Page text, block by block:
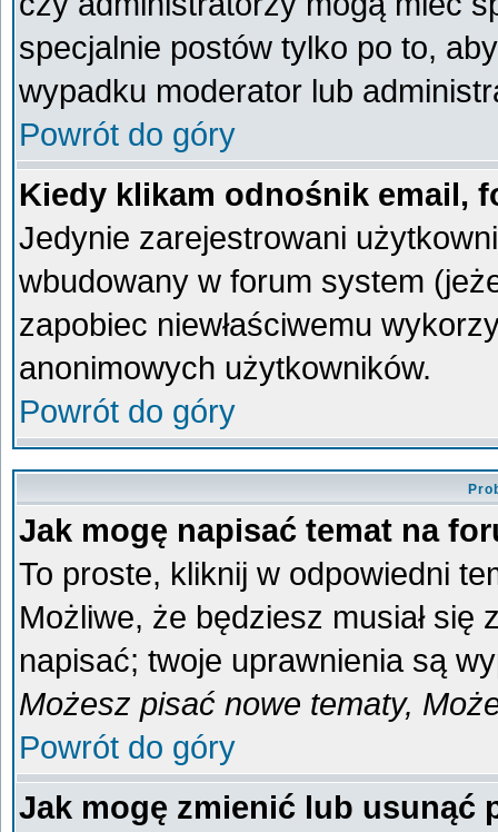
specjalnie postów tylko po to,
wypadku moderator lub
Powrót do góry
Kiedy klikam odnośnik email,
Jedynie zarejestrowani
wbudowany w forum system
zapobiec niewłaściwemu
anonimowych użytkowników.
Powrót do góry
Jak mogę napisać temat na
To proste, kliknij w odpowiedni
Możliwe, że będziesz musiał się
napisać; twoje uprawnienia są
Możesz pisać nowe tematy,
Powrót do góry
Jak mogę zmienić lub usunąć